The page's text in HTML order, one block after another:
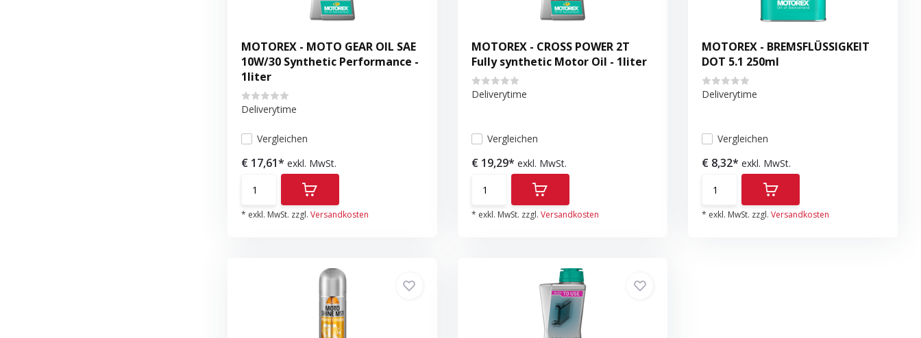
MOTOREX - MOTO GEAR OIL SAE
10W/30 Synthetic Performance -
1liter
Deliverytime
Vergleichen
€ 17,61* exkl. MwSt.
* exkl. MwSt. zzgl. Versandkosten
MOTOREX - CROSS POWER 2T
Fully synthetic Motor Oil - 1liter
Deliverytime
Vergleichen
€ 19,29* exkl. MwSt.
* exkl. MwSt. zzgl. Versandkosten
MOTOREX - BREMSFLÜSSIGKEIT
DOT 5.1 250ml
Deliverytime
Vergleichen
€ 8,32*exkl. MwSt.
* exkl. MwSt. zzgl.Versandkosten